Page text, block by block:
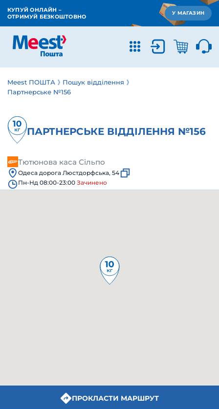
КУПУЙ ОНЛАЙН –
ОТРИМУЙ БЕЗКОШТОВНО
У МАГАЗИН
Meest ПОШТА
Пошук відділення
Партнерське №156
ПАРТНЕРСЬКЕ ВІДДІЛЕННЯ №156
Тютюнова каса Сільпо
Одеса дорога Люстдорфська, 54
Пн-Нд 08:00-23:00 Зачинено
ПРОКЛАСТИ МАРШРУТ